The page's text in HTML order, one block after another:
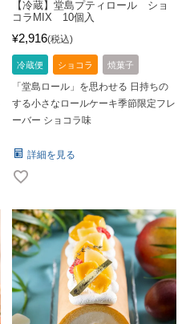
【冷蔵】堂島プティロール ショ
コラMIX 10個入
¥2,916 税込
冷蔵便 ショコラ 焼菓子
「堂島ロール」を思わせる 日持ちの
する小さなロールケーキ季節限定フレ
ーバー ショコラ味
詳細を見る